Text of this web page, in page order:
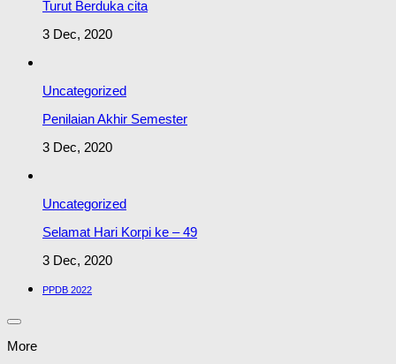
Turut Berduka cita
3 Dec, 2020
Uncategorized
Penilaian Akhir Semester
3 Dec, 2020
Uncategorized
Selamat Hari Korpi ke – 49
3 Dec, 2020
PPDB 2022
More